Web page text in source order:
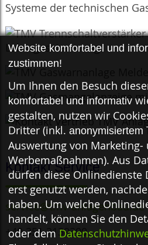
Systeme der technischen
Kontakt Service
service@tmv-anlagenbau.de
+49 351 2139300
Website komfortabel und
zustimmen!
Um Ihnen den Besuch
komfortabel und informativ
gestalten, nutzen wir
Dritter (inkl. anonymisiertem
Auswertung von Marketing-
Werbemaßnahmen). Aus
dürfen diese Onlinedienste
erst genutzt werden,
haben. Um welche
handelt, können Sie den
oder dem